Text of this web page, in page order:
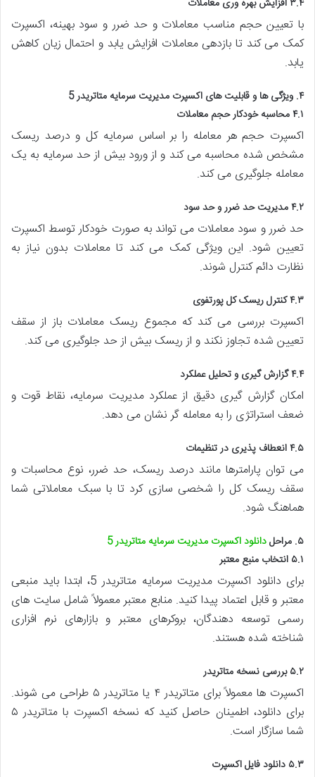
۳.۴ افزایش بهره وری معاملات
با تعیین حجم مناسب معاملات و حد ضرر و سود بهینه، اکسپرت
کمک می کند تا بازدهی معاملات افزایش یابد و احتمال زیان کاهش
یابد.
۴. ویژگی ها و قابلیت های اکسپرت مدیریت سرمایه متاتریدر 5
۴.۱ محاسبه خودکار حجم معاملات
اکسپرت حجم هر معامله را بر اساس سرمایه کل و درصد ریسک
مشخص شده محاسبه می کند و از ورود بیش از حد سرمایه به یک
معامله جلوگیری می کند.
۴.۲ مدیریت حد ضرر و حد سود
حد ضرر و سود معاملات می تواند به صورت خودکار توسط اکسپرت
تعیین شود. این ویژگی کمک می کند تا معاملات بدون نیاز به
نظارت دائم کنترل شوند.
۴.۳ کنترل ریسک کل پورتفوی
اکسپرت بررسی می کند که مجموع ریسک معاملات باز از سقف
تعیین شده تجاوز نکند و از ریسک بیش از حد جلوگیری می کند.
۴.۴ گزارش گیری و تحلیل عملکرد
امکان گزارش گیری دقیق از عملکرد مدیریت سرمایه، نقاط قوت و
ضعف استراتژی را به معامله گر نشان می دهد.
۴.۵ انعطاف پذیری در تنظیمات
می توان پارامترها مانند درصد ریسک، حد ضرر، نوع محاسبات و
سقف ریسک کل را شخصی سازی کرد تا با سبک معاملاتی شما
هماهنگ شود.
۵. مراحل
دانلود اکسپرت مدیریت سرمایه متاتریدر 5
۵.۱ انتخاب منبع معتبر
برای دانلود اکسپرت مدیریت سرمایه متاتریدر 5، ابتدا باید منبعی
معتبر و قابل اعتماد پیدا کنید. منابع معتبر معمولاً شامل سایت های
رسمی توسعه دهندگان، بروکرهای معتبر و بازارهای نرم افزاری
شناخته شده هستند.
۵.۲ بررسی نسخه متاتریدر
اکسپرت ها معمولاً برای متاتریدر ۴ یا متاتریدر ۵ طراحی می شوند.
برای دانلود، اطمینان حاصل کنید که نسخه اکسپرت با متاتریدر ۵
شما سازگار است.
۵.۳ دانلود فایل اکسپرت